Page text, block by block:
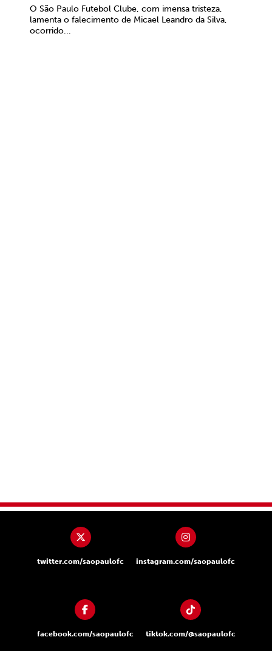
O São Paulo Futebol Clube, com imensa tristeza,
lamenta o falecimento de Micael Leandro da Silva,
ocorrido...
twitter.com/saopaulofc instagram.com/saopaulofc
facebook.com/saopaulofc tiktok.com/@saopaulofc